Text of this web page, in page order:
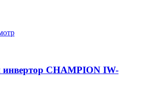
CHAMPION IW-